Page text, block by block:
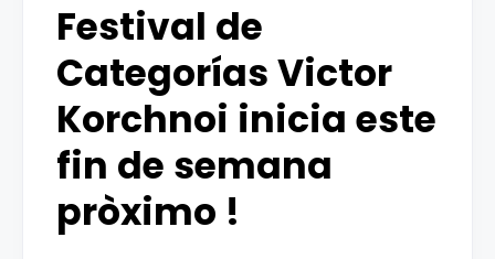
Festival de
Categorías Victor
Korchnoi inicia este
fin de semana
pròximo !